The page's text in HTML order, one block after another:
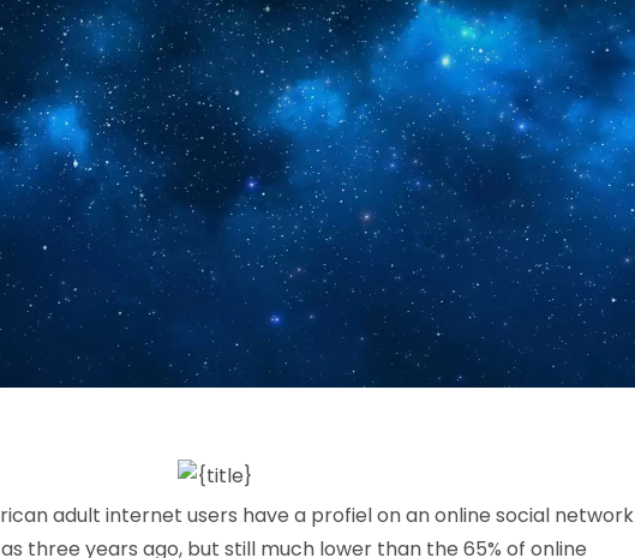
adult internet users have a profiel on an online social network
three years ago, but still much lower than the 65% of online